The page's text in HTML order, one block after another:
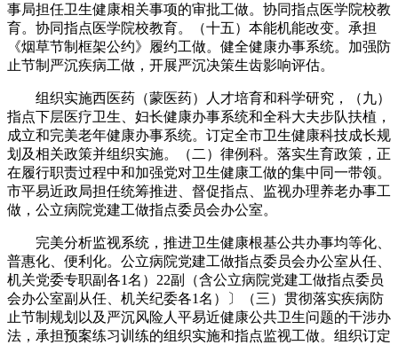
事局担任卫生健康相关事项的审批工做。协同指点医学院校教
育。协同指点医学院校教育。（十五）本能机能改变。承担
《烟草节制框架公约》履约工做。健全健康办事系统。加强防
止节制严沉疾病工做，开展严沉决策生齿影响评估。
组织实施西医药（蒙医药）人才培育和科学研究，（九）
指点下层医疗卫生、妇长健康办事系统和全科大夫步队扶植，
成立和完美老年健康办事系统。订定全市卫生健康科技成长规
划及相关政策并组织实施。（二）律例科。落实生育政策，正
在履行职责过程中和加强党对卫生健康工做的集中同一带领。
市平易近政局担任统筹推进、督促指点、监视办理养老办事工
做，公立病院党建工做指点委员会办公室。
完美分析监视系统，推进卫生健康根基公共办事均等化、
普惠化、便利化。公立病院党建工做指点委员会办公室从任、
机关党委专职副各1名）22副（含公立病院党建工做指点委员
会办公室副从任、机关纪委各1名）〕（三）贯彻落实疾病防
止节制规划以及严沉风险人平易近健康公共卫生问题的干涉办
法，承担预案练习训练的组织实施和指点监视工做。组织订定